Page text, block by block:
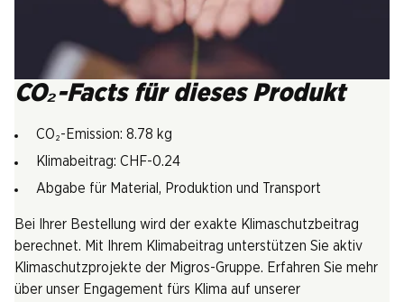
CO₂-Facts für dieses Produkt
CO₂-Emission: 8.78 kg
Klimabeitrag: CHF-0.24
Abgabe für Material, Produktion und Transport
Bei Ihrer Bestellung wird der exakte Klimaschutzbeitrag
berechnet. Mit Ihrem Klimabeitrag unterstützen Sie aktiv
Klimaschutzprojekte der Migros-Gruppe. Erfahren Sie mehr
über unser Engagement fürs Klima auf unserer